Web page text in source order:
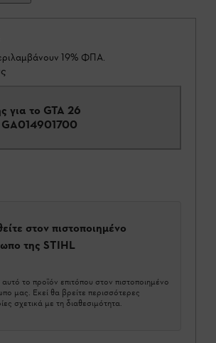
19% ΦΠΑ.
για το GTA 26
GA014901700
στον πιστοποιημένο
της STIHL
το προϊόν επιτόπου στον πιστοποιημένο
μας. Εκεί θα βρείτε περισσότερες
σχετικά με τη διαθεσιμότητα.